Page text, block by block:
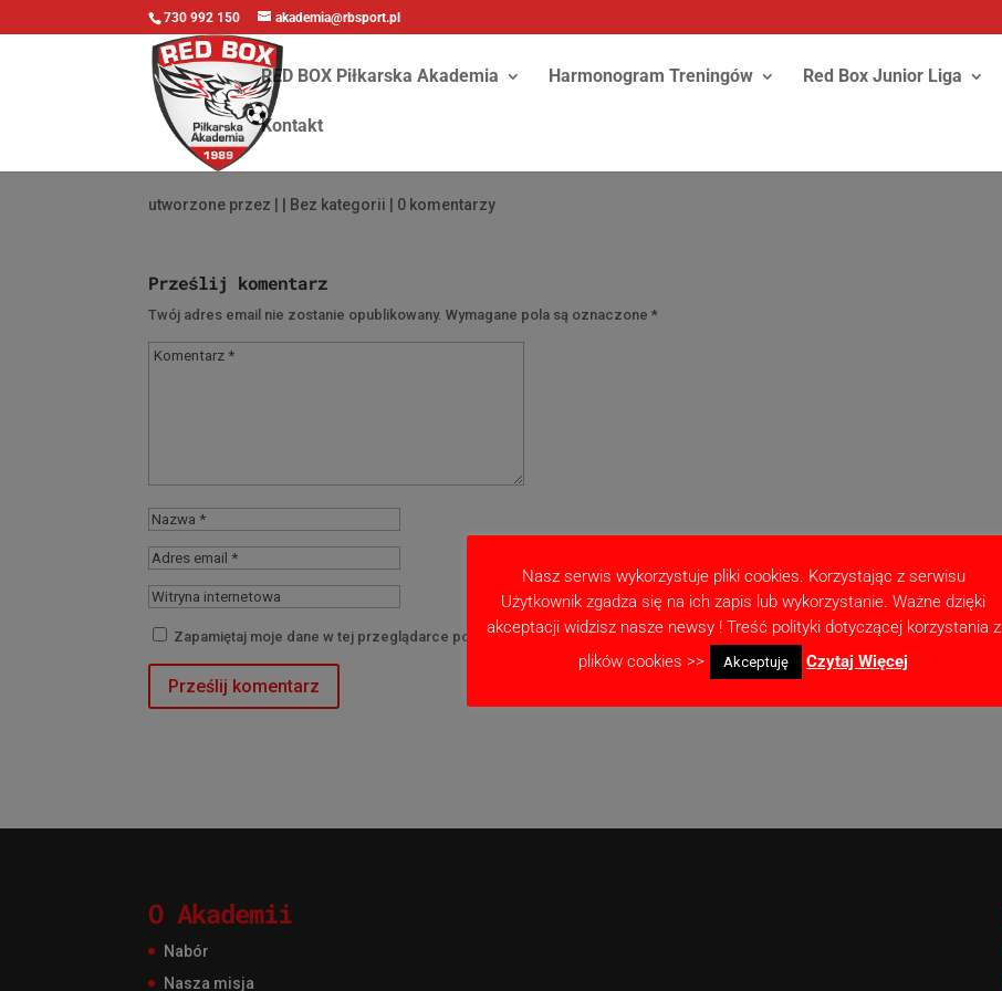
730 992 150 akademia@rbsport.pl
RED BOX Piłkarska Akademia Harmonogram Treningów Red Box Junior Liga
Kontakt
utworzone przez | Bez kategorii | 0 komentarzy
Prześlij komentarz
Twój adres email nie zostanie opublikowany. Wymagane pola są oznaczone*
Zapamiętaj moje dane w tej przeglądarce podczas pisania kolejnych komentarzy.
O Akademii
Nabór
Nasza misja
Nasz serwis wykorzystuje pliki cookies. Korzystając z serwisu
Użytkownik zgadza się na ich zapis lub wykorzystanie. Ważne dzięki
akceptacji widzisz nasze newsy ! Treść polityki dotyczącej korzystania z
plików cookies >>
Akceptuję Czytaj Więcej